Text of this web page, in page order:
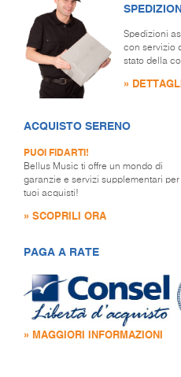
Spedizioni
con servizio
stato della
»
ACQUISTO SERENO
PUOI FIDARTI!
Bellus Music ti offre un mondo di
garanzie e servizi supplementari per
tuoi acquisti!
» SCOPRILI ORA
PAGA A RATE
» MAGGIORI INFORMAZIONI